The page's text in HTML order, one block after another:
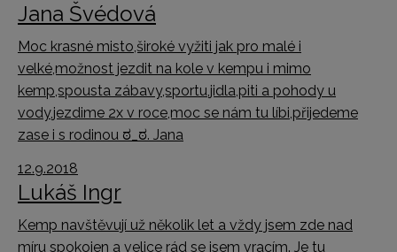
Jana Švédová
Moc krasné misto,široké vyžiti jak pro malé i
velké,možnost jezdit na kole v kempu i mimo
kemp,spousta zábavy,sportu,jidla,piti a pohody u
vody,jezdime 2x v roce,moc se nám tu líbi,přijedeme
zase i s rodinou ಠ_ಠ. Jana
12.9.2018
Lukáš Ingr
Kemp navštěvují už několik let a vždy jsem zde nad
míru spokojen a velice rád se jsem vracím. Je tu